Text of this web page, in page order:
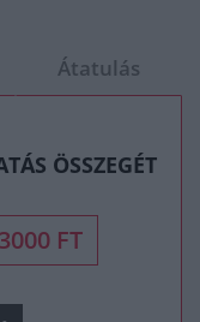
Átatulás
ÖSSZEGÉT
3000 FT